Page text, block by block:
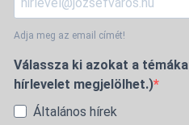
Adja meg az email címét!
Válassza ki azokat a
hírlevelet megjelölhet.)
Általános hírek